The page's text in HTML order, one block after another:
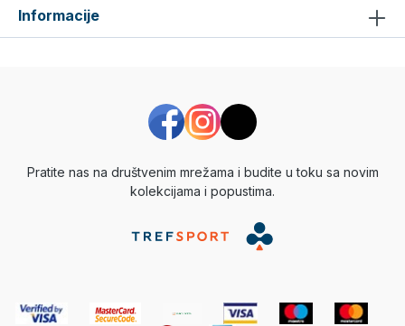
Informacije
Pratite nas na društvenim mrežama i budite u toku sa novim
kolekcijama i popustima.